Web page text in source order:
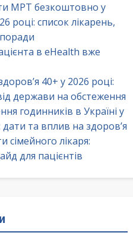
МРТ безкоштовно у
році: список лікарень,
в eHealth вже
40+ у 2026 році:
держави на обстеження
годинників в Україні у
дати та вплив на здоров’я
сімейного лікаря:
для пацієнтів